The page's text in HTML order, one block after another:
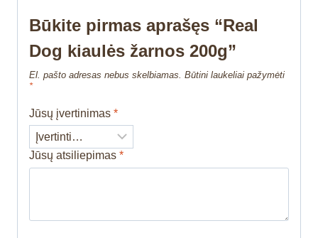
Būkite pirmas aprašęs “Real
Dog kiaulės žarnos 200g”
El. pašto adresas nebus skelbiamas. Būtini laukeliai pažymėti
*
Jūsų įvertinimas *
Jūsų atsiliepimas *